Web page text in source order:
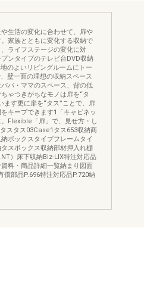
生活の変化に合わせて、扉や
家族とともに変化する収納で
ライフステージの変化に対
ンタイプのテレビ台DVD収納
のよいリビングルームにトー
壁一面の理想の収納スペース
パ・ママのスペース、背の低
ゃつきがちなモノは扉を“タ
ます更に扉を“タス”ことで、扉
キープできます1「キャビネッ
Flexible「扉」で、見せ方・し
スタス03Case1タス653収納商
ボックスタイプフレームタイ
スボックス収納部材押入れ棚
）床下収納Biz-LIX特注対応品
料・商品詳細一覧納まり図面
償部品P.696特注対応品P.720納